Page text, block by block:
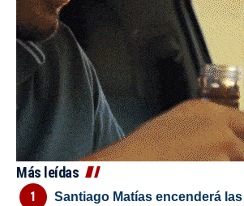
Más leídas
Santiago Matías encenderá las